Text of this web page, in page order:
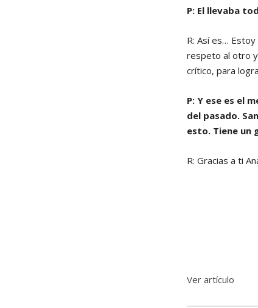
P: El llevaba
R: Así es…
respeto al otro
crítico, para
P: Y ese es el
del pasado.
esto. Tiene un
R: Gracias a ti
Ver artículo